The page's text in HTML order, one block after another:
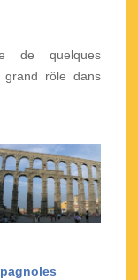
de quelques
rôle dans